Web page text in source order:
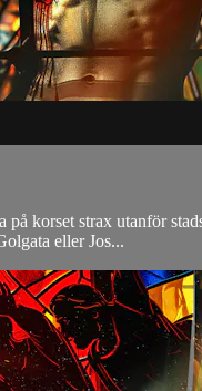
korset strax utanför
eller Jos...